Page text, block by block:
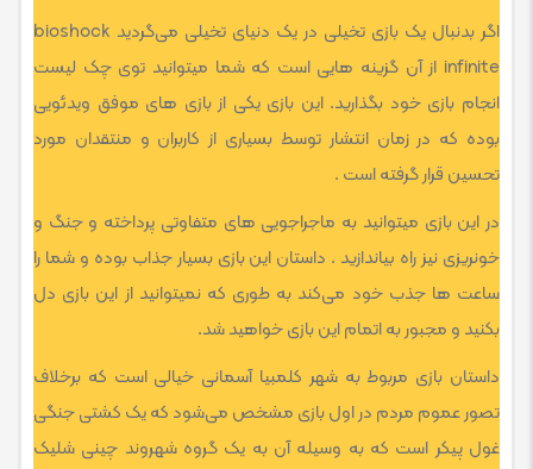
اگر بدنبال یک بازی تخیلی در یک دنیای تخیلی می‌گردید bioshock
infinite از آن گزینه هایی است که شما میتوانید توی چک لیست
انجام بازی خود بگذارید. این بازی یکی از بازی های موفق ویدئویی
بوده که در زمان انتشار توسط بسیاری از کاربران و منتقدان مورد
تحسین قرار گرفته است .
در این بازی میتوانید به ماجراجویی های متفاوتی پرداخته و جنگ و
خونریزی نیز راه بیاندازید . داستان این بازی بسیار جذاب بوده و شما را
ساعت ها جذب خود می‌کند به طوری که نمیتوانید از این بازی دل
بکنید و مجبور به اتمام این بازی خواهید شد.
داستان بازی مربوط به شهر کلمبیا آسمانی خیالی است که برخلاف
تصور عموم مردم در اول بازی مشخص می‌شود که یک کشتی جنگی
غول پیکر است که به وسیله آن به یک گروه شهروند چینی شلیک